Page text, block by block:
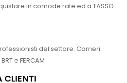
in comode rate ed a TASSO
del settore. Corrieri
e FERCAM
CLIENTI